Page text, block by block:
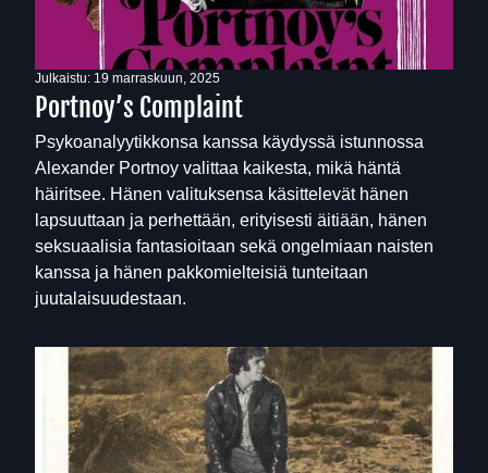
Julkaistu: 19 marraskuun, 2025
Portnoy’s Complaint
Psykoanalyytikkonsa kanssa käydyssä istunnossa
Alexander Portnoy valittaa kaikesta, mikä häntä
häiritsee. Hänen valituksensa käsittelevät hänen
lapsuuttaan ja perhettään, erityisesti äitiään, hänen
seksuaalisia fantasioitaan sekä ongelmiaan naisten
kanssa ja hänen pakkomielteisiä tunteitaan
juutalaisuudestaan.